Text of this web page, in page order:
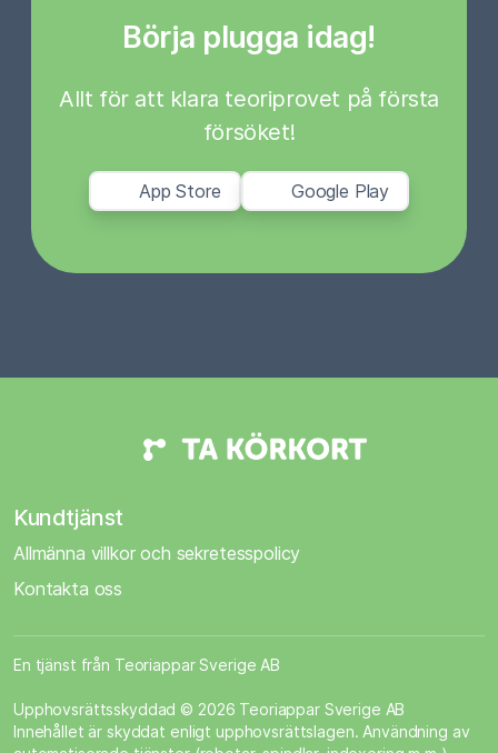
Börja plugga idag!
Allt för att klara teoriprovet på första
försöket!
App Store Google Play
Kundtjänst
Allmänna villkor och sekretesspolicy
Kontakta oss
En tjänst från Teoriappar Sverige AB
Upphovsrättsskyddad © 2026 Teoriappar Sverige AB
Innehållet är skyddat enligt upphovsrättslagen. Användning av